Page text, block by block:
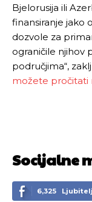
Bjelorusija ili
finansiranje jako
dozvole za
ograničile njihov
područjima“,
možete pročitati
Socijalne
6,325